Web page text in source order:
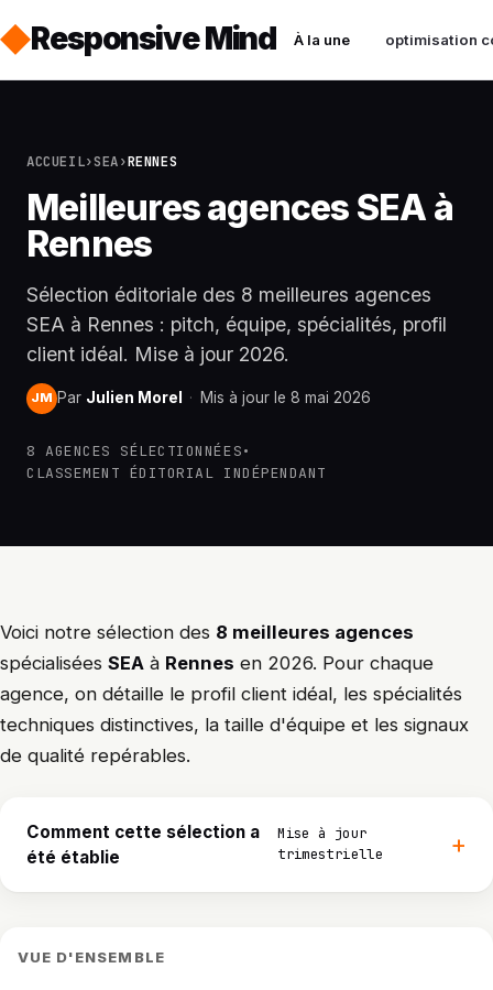
Responsive Mind À la une optimisation
ACCUEIL›SEA›RENNES
Meilleures agences SEA à
Rennes
Sélection éditoriale des 8 meilleures agences
SEA à Rennes : pitch, équipe, spécialités, profil
client idéal. Mise à jour 2026.
JM Par Julien Morel · Mis à jour le 8 mai 2026
8 AGENCES SÉLECTIONNÉES•
CLASSEMENT ÉDITORIAL INDÉPENDANT
Voici notre sélection des 8 meilleures agences
spécialisées SEA à Rennes en 2026. Pour chaque
agence, on détaille le profil client idéal, les spécialités
techniques distinctives, la taille d'équipe et les signaux
de qualité repérables.
Comment cette sélection a
été établie
Mise à jour
trimestrielle
VUE D'ENSEMBLE